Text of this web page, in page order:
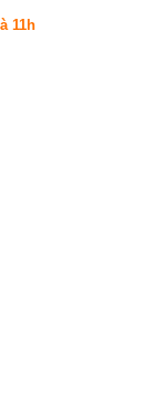
11h